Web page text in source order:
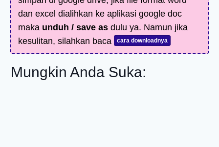
dan excel dialihkan ke aplikasi google doc
maka unduh / save as dulu ya. Namun jika
kesulitan, silahkan baca
cara downloadnya
Mungkin Anda Suka: